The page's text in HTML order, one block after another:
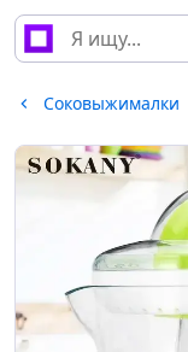
Соковыжималки